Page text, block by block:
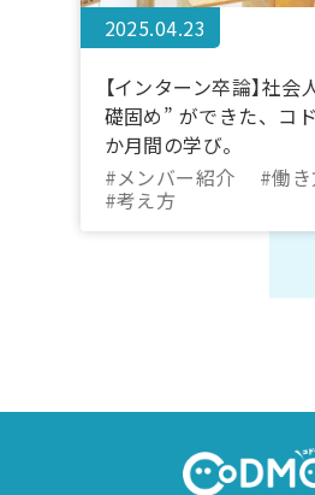
2025.04.23
【インターン卒論】社
礎固め” ができた、コ
か月間の学び。
#メンバー紹介
#働
#考え方